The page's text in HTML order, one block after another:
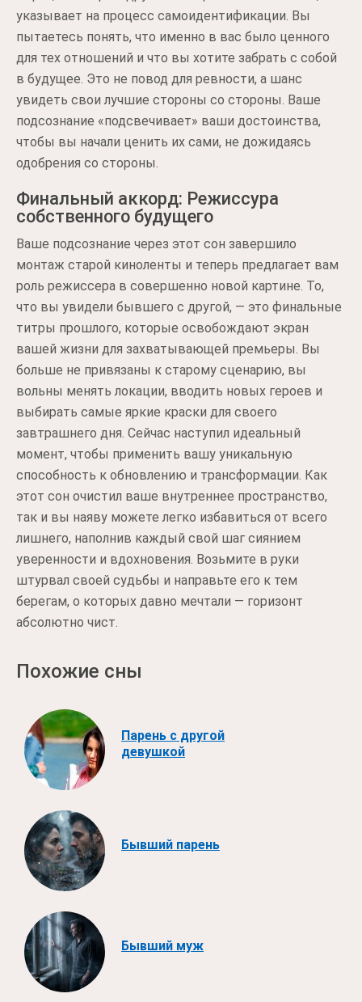
указывает на процесс самоидентификации. Вы
пытаетесь понять, что именно в вас было ценного
для тех отношений и что вы хотите забрать с собой
в будущее. Это не повод для ревности, а шанс
увидеть свои лучшие стороны со стороны. Ваше
подсознание «подсвечивает» ваши достоинства,
чтобы вы начали ценить их сами, не дожидаясь
одобрения со стороны.
Финальный аккорд: Режиссура
собственного будущего
Ваше подсознание через этот сон завершило
монтаж старой киноленты и теперь предлагает вам
роль режиссера в совершенно новой картине. То,
что вы увидели бывшего с другой, — это финальные
титры прошлого, которые освобождают экран
вашей жизни для захватывающей премьеры. Вы
больше не привязаны к старому сценарию, вы
вольны менять локации, вводить новых героев и
выбирать самые яркие краски для своего
завтрашнего дня. Сейчас наступил идеальный
момент, чтобы применить вашу уникальную
способность к обновлению и трансформации. Как
этот сон очистил ваше внутреннее пространство,
так и вы наяву можете легко избавиться от всего
лишнего, наполнив каждый свой шаг сиянием
уверенности и вдохновения. Возьмите в руки
штурвал своей судьбы и направьте его к тем
берегам, о которых давно мечтали — горизонт
абсолютно чист.
Похожие сны
Парень с другой
девушкой
Бывший парень
Бывший муж